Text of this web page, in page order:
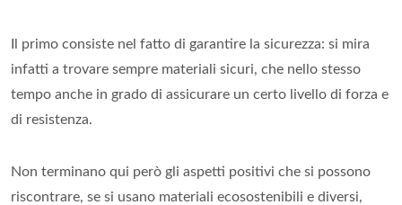
Il primo consiste nel fatto di garantire la sicurezza: si mira
infatti a trovare sempre materiali sicuri, che nello stesso
tempo anche in grado di assicurare un certo livello di forza e
di resistenza.
Non terminano qui però gli aspetti positivi che si possono
riscontrare, se si usano materiali ecosostenibili e diversi,